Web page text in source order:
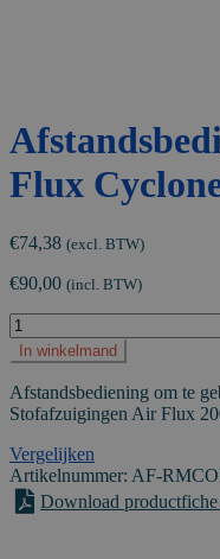
Flux
€74,38 (excl. BTW)
€90,00 (incl. BTW)
Afstandsbediening
voor
Air
Flux
Cyclone
Stofafzuiging
aantal
In winkelmand
Afstandsbediening om te
Stofafzuigingen Air Flux
Vergelijken
Artikelnummer: AF-
Download